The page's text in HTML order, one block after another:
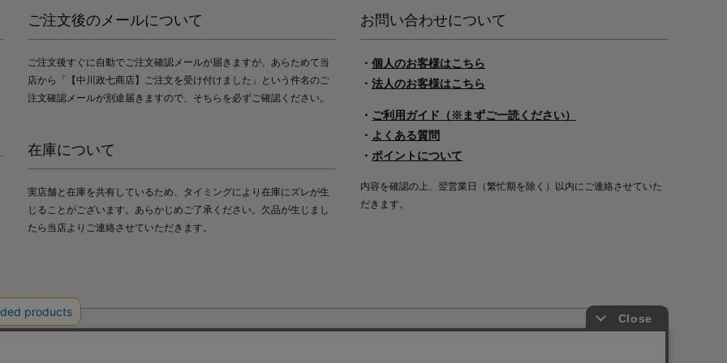
ご注文後のメールについて
ご注文後すぐに自動でご注文確認メールが届きますが、あらためて当
店から「【中川政七商店】ご注文を受け付けました」という件名のご
注文確認メールが別途届きますので、そちらを必ずご確認ください。
在庫について
実店舗と在庫を共有しているため、タイミングにより在庫にズレが生
じることがございます。あらかじめご了承ください。欠品が生じまし
たら当店よりご連絡させていただきます。
お問い合わせについて
・ 個人のお客様はこちら
・ 法人のお客様はこちら
・ ご利用ガイド（※まずご一読ください）
・ よくある質問
・ ポイントについて
内容を確認の上、翌営業日（繁忙期を除く）以内にご連絡させていた
だきます。